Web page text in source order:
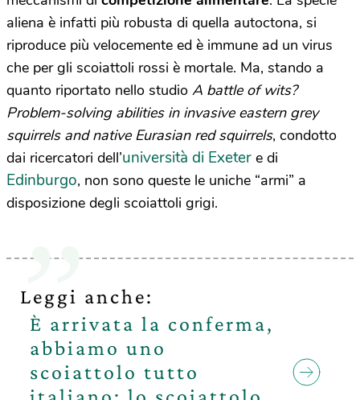
aliena è infatti più robusta di quella autoctona, si
riproduce più velocemente ed è immune ad un virus
che per gli scoiattoli rossi è mortale. Ma, stando a
quanto riportato nello studio A battle of wits?
Problem-solving abilities in invasive eastern grey
squirrels and native Eurasian red squirrels, condotto
dai ricercatori dell’università di Exeter e di
Edinburgo, non sono queste le uniche “armi” a
disposizione degli scoiattoli grigi.
Leggi anche:
È arrivata la conferma,
abbiamo uno
scoiattolo tutto